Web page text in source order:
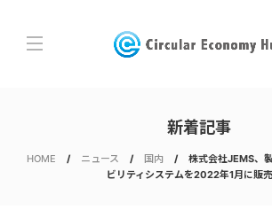
新着記事
HOME ニュース 国内
株式会社JEMS、
ビリティシステムを2022年1月に販